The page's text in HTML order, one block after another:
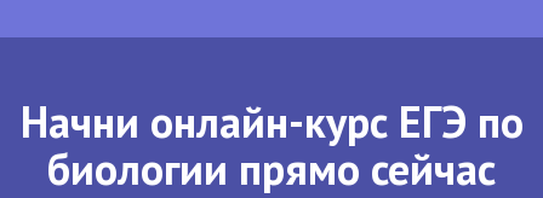
Начни онлайн-курс ЕГЭ по
биологии прямо сейчас